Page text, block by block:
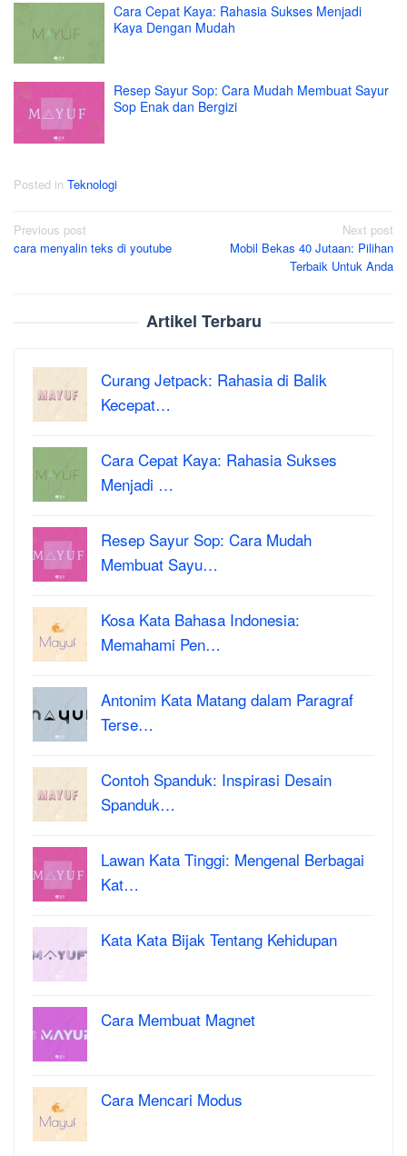
Cara Cepat Kaya: Rahasia Sukses Menjadi
Kaya Dengan Mudah
Resep Sayur Sop: Cara Mudah Membuat Sayur
Sop Enak dan Bergizi
Posted in Teknologi
Post
navigation
Previous post
cara menyalin teks di youtube
Next post
Mobil Bekas 40 Jutaan: Pilihan
Terbaik Untuk Anda
Artikel Terbaru
Curang Jetpack: Rahasia di Balik
Kecepat…
Cara Cepat Kaya: Rahasia Sukses
Menjadi …
Resep Sayur Sop: Cara Mudah
Membuat Sayu…
Kosa Kata Bahasa Indonesia:
Memahami Pen…
Antonim Kata Matang dalam Paragraf
Terse…
Contoh Spanduk: Inspirasi Desain
Spanduk…
Lawan Kata Tinggi: Mengenal Berbagai
Kat…
Kata Kata Bijak Tentang Kehidupan
Cara Membuat Magnet
Cara Mencari Modus